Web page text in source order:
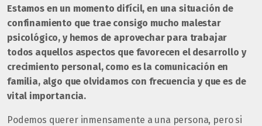
Estamos en un momento difícil, en una situación de
confinamiento que trae consigo mucho malestar
psicológico, y hemos de aprovechar para trabajar
todos aquellos aspectos que favorecen el desarrollo y
crecimiento personal, como es la comunicación en
familia, algo que olvidamos con frecuencia y que es de
vital importancia.
Podemos querer inmensamente a una persona, pero si